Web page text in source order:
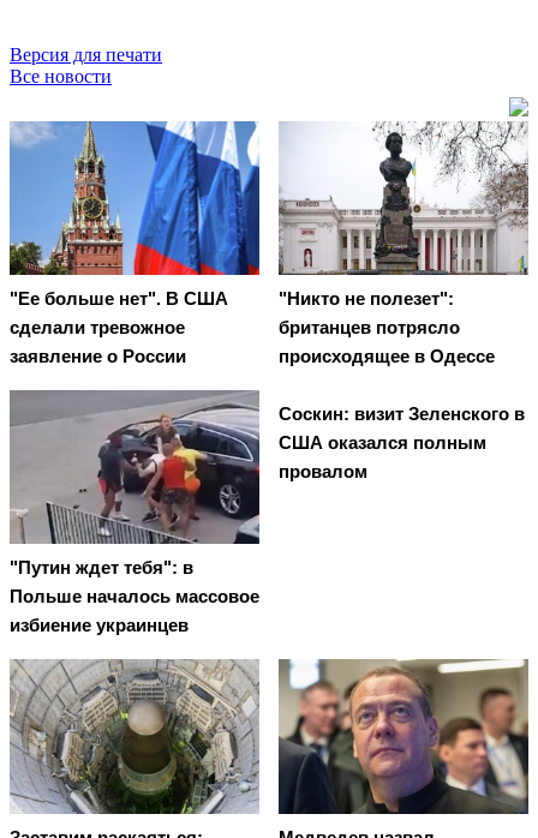
Версия для печати
Все новости
"Ее больше нет". В США
сделали тревожное
заявление о России
"Никто не полезет":
британцев потрясло
происходящее в Одессе
"Путин ждет тебя": в
Польше началось массовое
избиение украинцев
Соскин: визит Зеленского в
США оказался полным
провалом